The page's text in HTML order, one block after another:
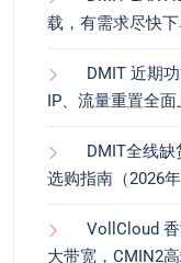
载，有需求尽快
DMIT 近期
IP、流量重置全面
DMIT全线缺
选购指南（2026年
VollCloud
大带宽，CMIN2